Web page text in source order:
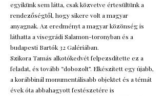
egyikünk sem látta, csak közvetve értesültünk a
rendezőségtől, hogy sikere volt a magyar
anyagnak. Az eredményt a magyar közönség is
láthatta a visegrádi Salamon-toronyban és a
budapesti Bartók 32 Galériában.
Szikora Tamás alkotókedvét felpezsdítette ez a
feladat, és tovább “dobozolt”. Elkészített egy újabb,
a korábbinál monumentálisabb objektet és a témát
évek óta abbahagyott festészetére is